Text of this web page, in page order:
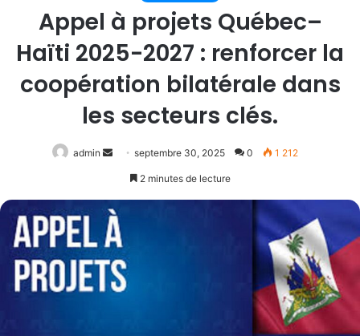
Appel à projets Québec–
Haïti 2025-2027 : renforcer la
coopération bilatérale dans
les secteurs clés.
admin
Envoyerseptembre 30, 2025 0 1 212
2 minutes de lecture